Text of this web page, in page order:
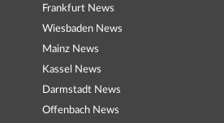
Frankfurt News
Wiesbaden News
Mainz News
Kassel News
Darmstadt News
Offenbach News